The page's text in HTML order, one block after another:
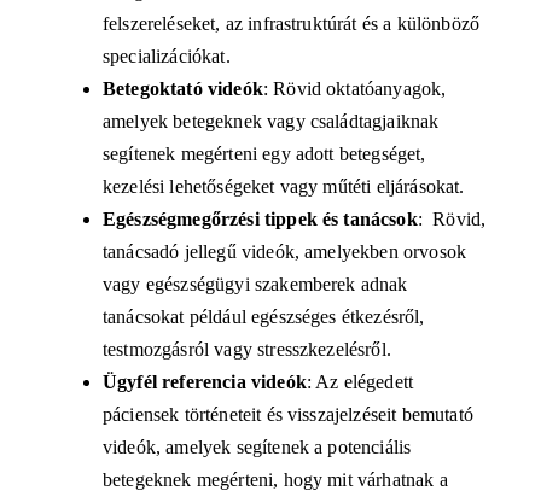
felszereléseket, az infrastruktúrát és a különböző
specializációkat.
Betegoktató videók:Rövid oktatóanyagok,
amelyek betegeknek vagy családtagjaiknak
segítenek megérteni egy adott betegséget,
kezelési lehetőségeket vagy műtéti eljárásokat.
Egészségmegőrzési tippek és tanácsok:Rövid,
tanácsadó jellegű videók, amelyekben orvosok
vagy egészségügyi szakemberek adnak
tanácsokat például egészséges étkezésről,
testmozgásról vagy stresszkezelésről.
Ügyfél referencia videók: Az elégedett
páciensek történeteit és visszajelzéseit bemutató
videók, amelyek segítenek a potenciális
betegeknek megérteni, hogy mit várhatnak a